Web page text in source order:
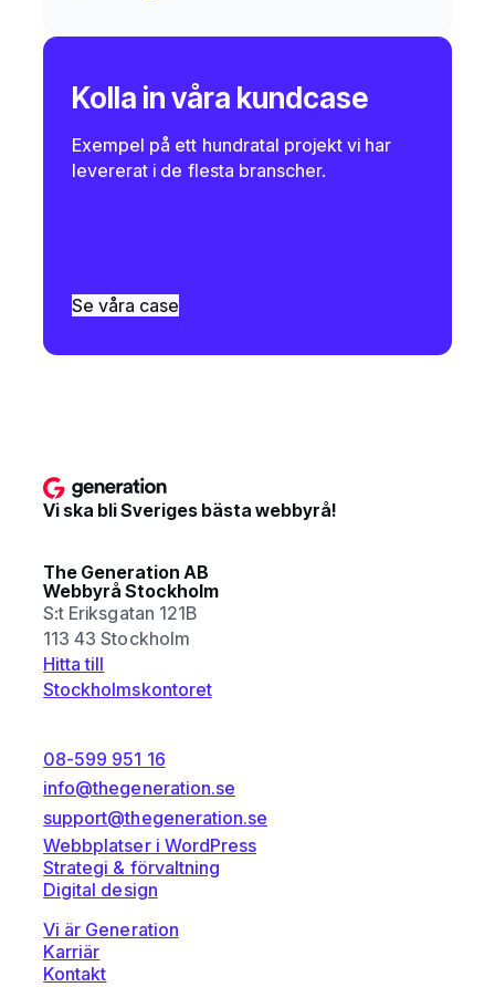
Kolla in våra kundcase
Exempel på ett hundratal projekt vi har
levererat i de flesta branscher.
Se våra case
Vi ska bli Sveriges bästa webbyrå!
The Generation AB
Webbyrå Stockholm
S:t Eriksgatan 121B
113 43 Stockholm
Hitta till
Stockholmskontoret
08-599 951 16
info@thegeneration.se
support@thegeneration.se
Webbplatser i WordPress
Strategi & förvaltning
Digital design
Vi är Generation
Karriär
Kontakt